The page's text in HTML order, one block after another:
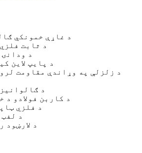
د غاړې خمونکي
د ثابت
د
د پایپ لاین
د زلزلې په وړاندې مقاومت
د
د کاربن فولادو د
د فلزي
د
د لارښود